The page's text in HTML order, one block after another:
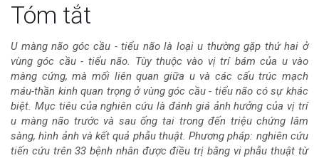
Nội
dung
chính
của
bài
Tóm tắt
U màng não góc cầu - tiểu não là loại u thường gặp thứ hai ở
vùng góc cầu - tiểu não. Tùy thuộc vào vị trí bám của u vào
màng cứng, mà mối liên quan giữa u và các cấu trúc mạch
máu-thần kinh quan trọng ở vùng góc cầu - tiểu não có sự khác
biệt. Mục tiêu của nghiên cứu là đánh giá ảnh hưởng của vị trí
u màng não trước và sau ống tai trong đến triệu chứng lâm
sàng, hình ảnh và kết quả phẫu thuật. Phương pháp: nghiên cứu
tiến cứu trên 33 bệnh nhân được điều trị bằng vi phẫu thuật từ